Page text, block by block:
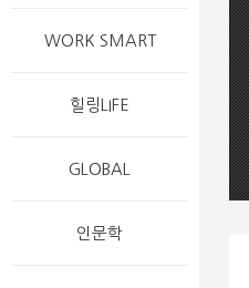
WORK SMART
힐링LIFE
GLOBAL
인문학